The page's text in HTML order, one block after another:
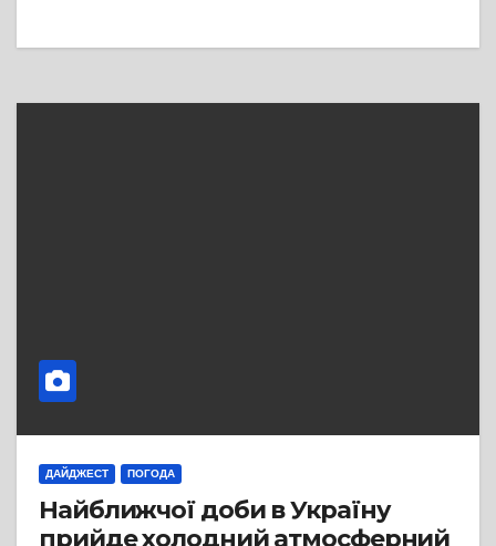
ДАЙДЖЕСТ ПОГОДА
Найближчої доби в Україну
прийде холодний атмосферний